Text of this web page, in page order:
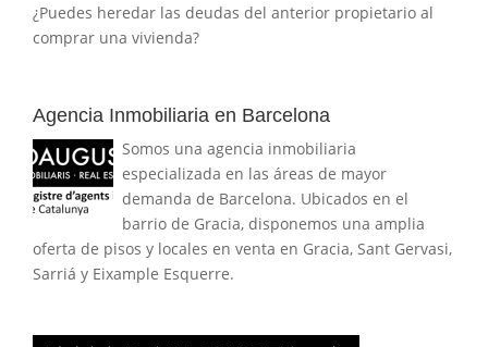
¿Puedes heredar las deudas del anterior propietario al
comprar una vivienda?
Agencia Inmobiliaria en Barcelona
Somos una agencia inmobiliaria
especializada en las áreas de mayor
demanda de Barcelona. Ubicados en el
barrio de Gracia, disponemos una amplia
oferta de pisos y locales en venta en Gracia, Sant Gervasi,
Sarriá y Eixample Esquerre.